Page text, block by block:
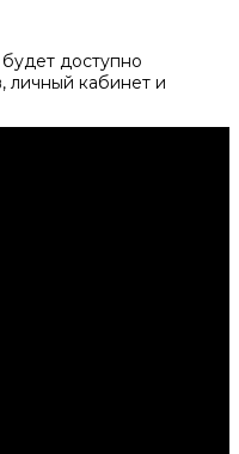
доступно
личный кабинет и